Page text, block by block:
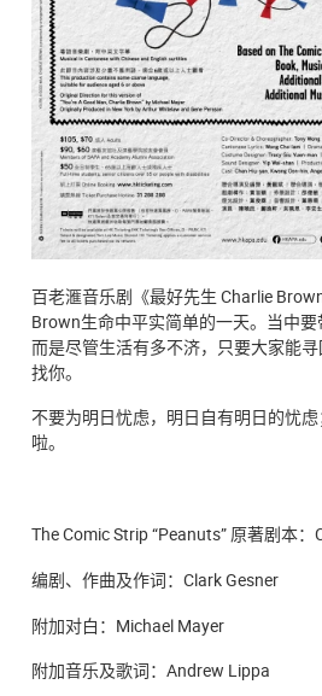
百老滙音乐剧《最好先生 Charlie
Brown生命中平实简单的一天。当中要
而是尽管生活有多不济，只要大家能
找你。
不要为明日忧虑，明日自有明日的忧
啦。
The Comic Strip “Peanuts” 原著剧本
编剧、作曲及作词：Clark Gesner
附加对白：Michael Mayer
附加音乐及歌词：Andrew Lippa